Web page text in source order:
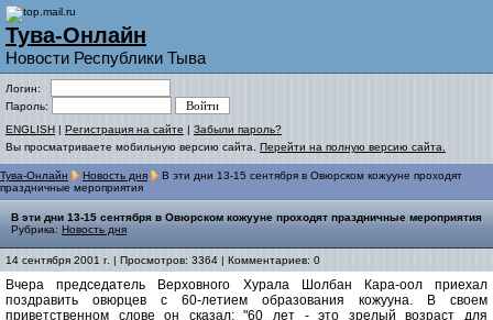
Тува-Онлайн
Новости Республики Тыва
Логин:
Пароль:
ENGLISH | Регистрация на сайте | Забыли пароль?
Вы просматриваете мобильную версию сайта. Перейти на полную версию сайта.
Тува-Онлайн Новость дня
В эти дни 13-15 сентября в Овюрском кожууне проходят
праздничные мероприятия
В эти дни 13-15 сентября в Овюрском кожууне проходят праздничные мероприятия
Рубрика: Новость дня
14 сентября 2001 г. | Просмотров: 3364 | Комментариев: 0
Вчера председатель Верховного Хурала Шолбан Кара-оол приехал
поздравить овюрцев с 60-летием образования кожууна. В своем
приветственном слове он сказал: "60 лет - это зрелый возраст для